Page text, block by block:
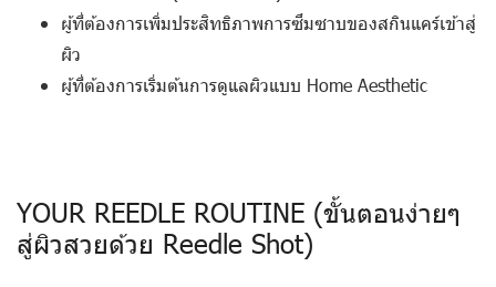
ผู้ที่ต้องการเพิ่มประสิทธิภาพการซึมซาบของสกินแคร์เข้าสู่
ผิว
ผู้ที่ต้องการเริ่มต้นการดูแลผิวแบบ Home Aesthetic
YOUR REEDLE ROUTINE (ขั้นตอนง่ายๆ
สู่ผิวสวยด้วย Reedle Shot)